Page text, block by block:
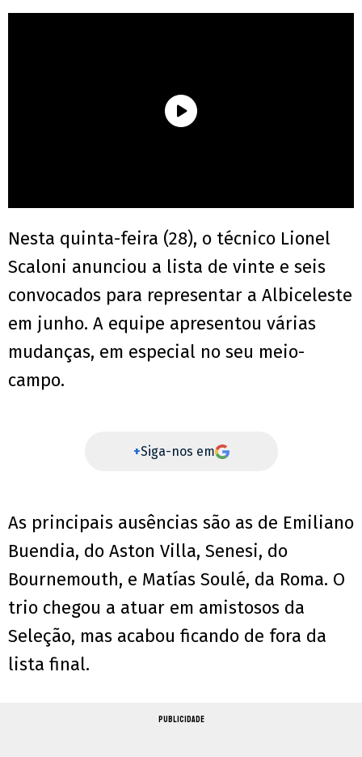
Nesta quinta-feira (28), o técnico Lionel
Scaloni anunciou a lista de vinte e seis
convocados para representar a Albiceleste
em junho. A equipe apresentou várias
mudanças, em especial no seu meio-
campo.
+Siga-nos em
As principais ausências são as de Emiliano
Buendia, do Aston Villa, Senesi, do
Bournemouth, e Matías Soulé, da Roma. O
trio chegou a atuar em amistosos da
Seleção, mas acabou ficando de fora da
lista final.
PUBLICIDADE